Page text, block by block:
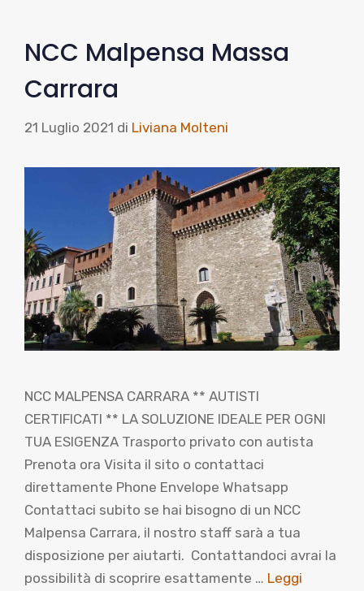
NCC Malpensa Massa
Carrara
21 Luglio 2021 di Liviana Molteni
NCC MALPENSA CARRARA ** AUTISTI
CERTIFICATI ** LA SOLUZIONE IDEALE PER OGNI
TUA ESIGENZA Trasporto privato con autista
Prenota ora Visita il sito o contattaci
direttamente Phone Envelope Whatsapp
Contattaci subito se hai bisogno di un NCC
Malpensa Carrara, il nostro staff sarà a tua
disposizione per aiutarti. Contattandoci avrai la
possibilità di scoprire esattamente … Leggi